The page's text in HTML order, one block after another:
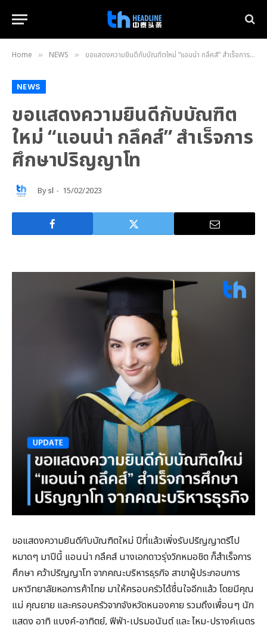
Home » NEWS » ขอแสดงความยินดีกับบัณฑิตใหม่ “แอนน่า กลึคส์” สำเร็จการศึกษาปริญญาโท
NEWS
ขอแสดงความยินดีกับบัณฑิต
ใหม่ “แอนน่า กลึคส์” สำเร็จการ
ศึกษาปริญญาโท
Bysl 15/02/2023
ขอแสดงความยินดีกับบัณฑิตใหม่ ปีที่แล้วเพิ่งรับปริญญาตรีไป
หมาดๆ มาปีนี้ แอนน่า กลึคส์ นางเอกดาวรุ่งวิกหมอชิต ก็สำเร็จการ
ศึกษา คว้าปริญญาโท จากคณะบริหารธุรกิจ สาขาผู้ประกอบการ
มหาวิทยาลัยหอการค้าไทย มาให้ครอบครัวได้ชื่นใจอีกแล้ว โดยมีคุณ
แม่ คุณยาย และครอบครัวจากจังหวัดหนองคาย รวมถึงเพื่อนๆ นัก
แสดง อาทิ แบงค์-อาทิตย์, ฟีฟ่า-เปรมอนันต์ และ ไหม-ปรางค์เนตร